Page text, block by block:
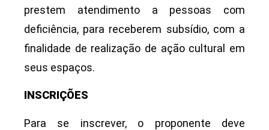
prestem atendimento a pessoas com
deficiência, para receberem subsídio, com a
finalidade de realização de ação cultural em
seus espaços.
INSCRIÇÕES
Para se inscrever, o proponente deve